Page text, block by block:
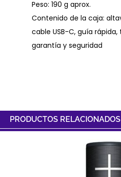
Peso: 190 g aprox.
Contenido de la caja:
cable USB-C, guía
garantía y seguridad
PRODUCTOS RELACIONADOS